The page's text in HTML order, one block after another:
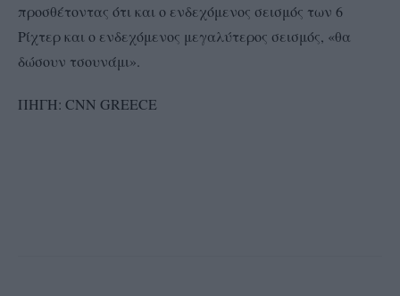
προσθέτοντας ότι και o ενδεχόμενος σεισμός των 6
Ρίχτερ και ο ενδεχόμενος μεγαλύτερος σεισμός, «θα
δώσουν τσουνάμι».
ΠΗΓΗ: CNN GREECE